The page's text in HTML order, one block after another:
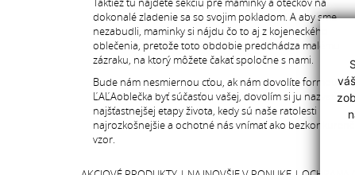
dokonalé zladenie sa so svojim pokladom. A aby sme
nezabudli, maminky si nájdu čo to aj z kojeneckého
oblečenia, pretože toto obdobie predchádza malému
zázraku, na ktorý môžete čakať spoločne s nami.
Bude nám nesmiernou cťou, ak nám dovolíte formou
ĽAĽAoblečka byť súčasťou vašej, dovolím si ju nazvať
najšťastnejšej etapy života, kedy sú naše ratolesti
najrozkošnejšie a ochotné nás vnímať ako
vzor.